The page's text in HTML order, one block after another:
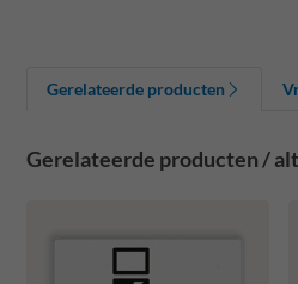
Gerelateerde producten
Gerelateerde producten /